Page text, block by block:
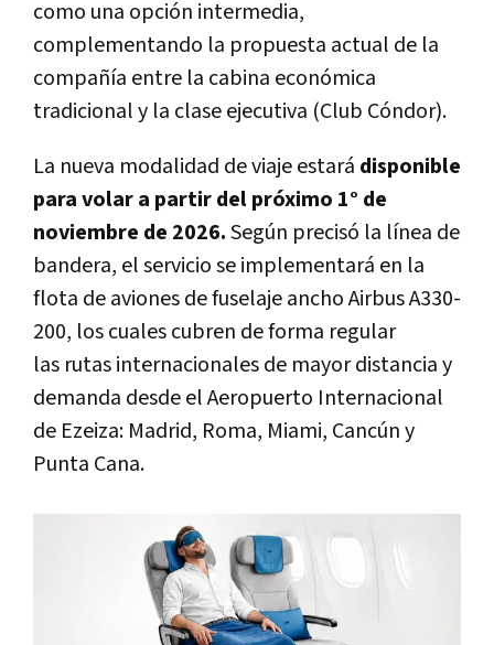
como una opción intermedia,
complementando la propuesta actual de la
compañía entre la cabina económica
tradicional y la clase ejecutiva (Club Cóndor).
La nueva modalidad de viaje estará disponible
para volar a partir del próximo 1° de
noviembre de 2026.Según precisó la línea de
bandera, el servicio se implementará en la
flota de aviones de fuselaje ancho Airbus A330-
200, los cuales cubren de forma regular
las rutas internacionales de mayor distancia y
demanda desde el Aeropuerto Internacional
de Ezeiza: Madrid, Roma, Miami, Cancún y
Punta Cana.